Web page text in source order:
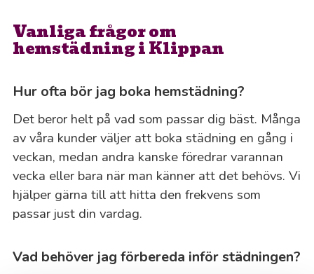
Vanliga frågor om
hemstädning i Klippan
Hur ofta bör jag boka hemstädning?
Det beror helt på vad som passar dig bäst. Många
av våra kunder väljer att boka städning en gång i
veckan, medan andra kanske föredrar varannan
vecka eller bara när man känner att det behövs. Vi
hjälper gärna till att hitta den frekvens som
passar just din vardag.
Vad behöver jag förbereda inför städningen?